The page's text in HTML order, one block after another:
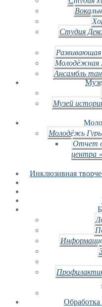
Студия
Молодёжная
Ансамбль
Музей
Молодёжь
Отчет о
центра
Инклюзивная